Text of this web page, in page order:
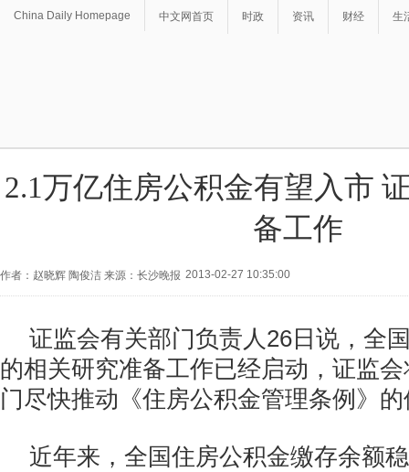
China Daily Homepage 中文网首页 时政 资讯 财经 生
2.1万亿住房公积金有望入市
备工作
作者：赵晓辉 陶俊洁 来源：长沙晚报 2013-02-27 10:35:00
证监会有关部门负责人26日说，全
的相关研究准备工作已经启动，证监
门尽快推动《住房公积金管理条例》
近年来，全国住房公积金缴存余额